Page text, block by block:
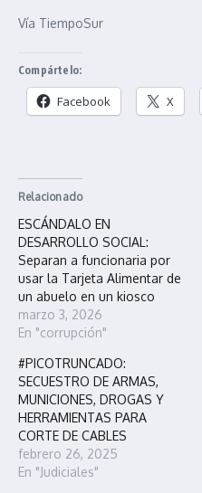
Vía TiempoSur
Compártelo:
Facebook X
Relacionado
ESCÁNDALO EN
DESARROLLO SOCIAL:
Separan a funcionaria por
usar la Tarjeta Alimentar de
un abuelo en un kiosco
marzo 3, 2026
En "corrupción"
#PICOTRUNCADO:
SECUESTRO DE ARMAS,
MUNICIONES, DROGAS Y
HERRAMIENTAS PARA
CORTE DE CABLES
febrero 26, 2025
En "Judiciales"